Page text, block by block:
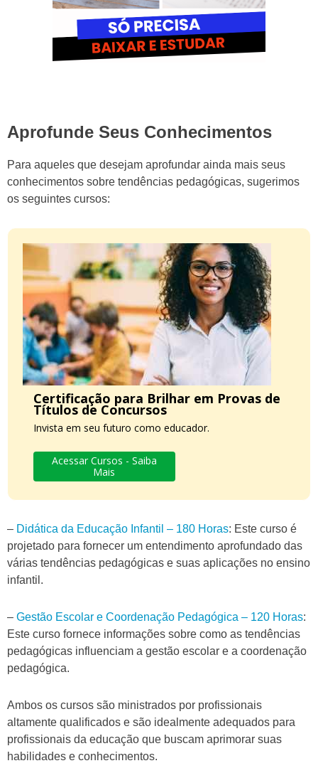
Aprofunde Seus Conhecimentos
Para aqueles que desejam aprofundar ainda mais seus
conhecimentos sobre tendências pedagógicas, sugerimos
os seguintes cursos:
Certificação para Brilhar em Provas de
Títulos de Concursos
Invista em seu futuro como educador.
Acessar Cursos - Saiba
Mais
– Didática da Educação Infantil – 180 Horas: Este curso é
projetado para fornecer um entendimento aprofundado das
várias tendências pedagógicas e suas aplicações no ensino
infantil.
– Gestão Escolar e Coordenação Pedagógica – 120 Horas:
Este curso fornece informações sobre como as tendências
pedagógicas influenciam a gestão escolar e a coordenação
pedagógica.
Ambos os cursos são ministrados por profissionais
altamente qualificados e são idealmente adequados para
profissionais da educação que buscam aprimorar suas
habilidades e conhecimentos.